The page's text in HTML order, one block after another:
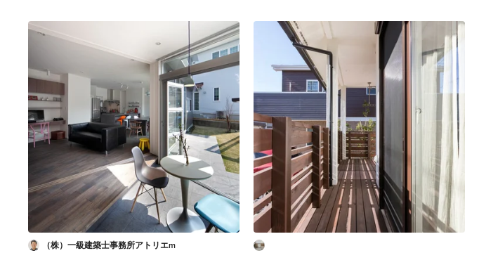
transformation, avec l'idée d'une extension pour trouver
la grande pièce à vivre que les vieux murs n'offraient
pas. Rien ne sera laissé au hasard, avec des choix de
matières et de décoration à la fois dictée par l'existant
(sol carreaux anciens conservés, vieux mur en pierre
visibles, poutres apparentes) et par les goûts des
occupants (entrée « théâtrale », escalier en pierre
massive avec un garde corps à l'anglaise..). Ainsi le
dialogue ancien et nouveau s'installe sans que l'un
prévale sur l'autre. Il en sera de même pour le jardin
renaissant après les affronts du terrible hiver 2010.
（株）一級建築士事務所アトリエm